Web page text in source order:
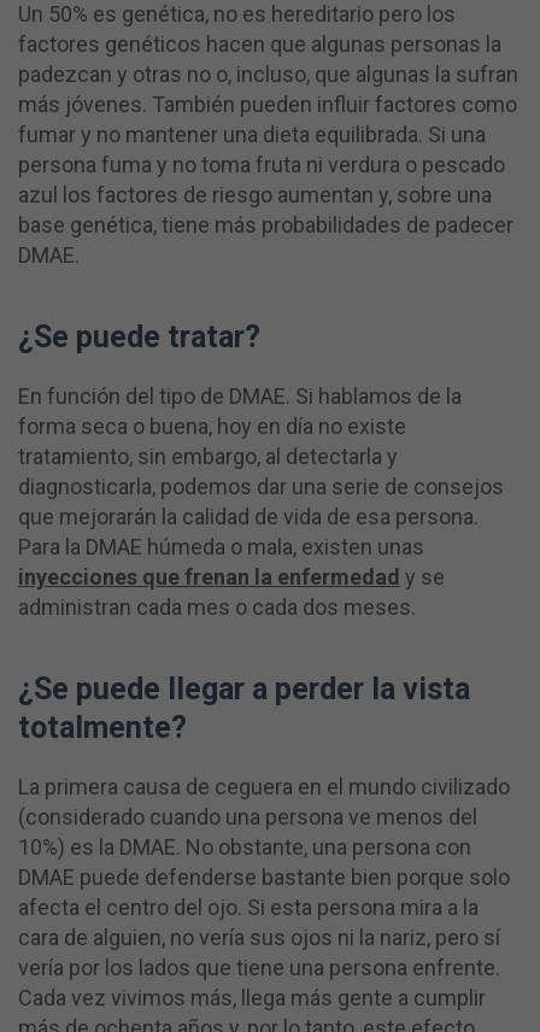
Un 50% es genética, no es hereditario pero los
factores genéticos hacen que algunas personas la
padezcan y otras no o, incluso, que algunas la sufran
más jóvenes. También pueden influir factores como
fumar y no mantener una dieta equilibrada. Si una
persona fuma y no toma fruta ni verdura o pescado
azul los factores de riesgo aumentan y, sobre una
base genética, tiene más probabilidades de padecer
DMAE.
¿Se puede tratar?
En función del tipo de DMAE. Si hablamos de la
forma seca o buena, hoy en día no existe
tratamiento, sin embargo, al detectarla y
diagnosticarla, podemos dar una serie de consejos
que mejorarán la calidad de vida de esa persona.
Para la DMAE húmeda o mala, existen unas
inyecciones que frenan la enfermedad y se
administran cada mes o cada dos meses.
¿Se puede llegar a perder la vista
totalmente?
La primera causa de ceguera en el mundo civilizado
(considerado cuando una persona ve menos del
10%) es la DMAE. No obstante, una persona con
DMAE puede defenderse bastante bien porque solo
afecta el centro del ojo. Si esta persona mira a la
cara de alguien, no vería sus ojos ni la nariz, pero sí
vería por los lados que tiene una persona enfrente.
Cada vez vivimos más, llega más gente a cumplir